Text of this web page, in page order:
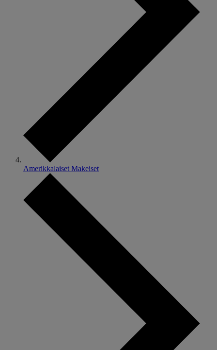
Amerikkalaiset Makeiset